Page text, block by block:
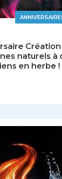
naturels à
en herbe !